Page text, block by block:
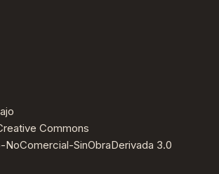
Commons
SinObraDerivada 3.0